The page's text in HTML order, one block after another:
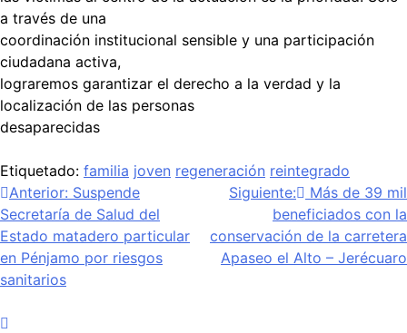
a través de una
coordinación institucional sensible y una participación
ciudadana activa,
lograremos garantizar el derecho a la verdad y la
localización de las personas
desaparecidas
Etiquetado: familia joven regeneración reintegrado
Anterior: Suspende
Secretaría de Salud del
Estado matadero particular
en Pénjamo por riesgos
sanitarios
Siguiente:
Más de 39 mil
beneficiados con la
conservación de la carretera
Apaseo el Alto – Jerécuaro